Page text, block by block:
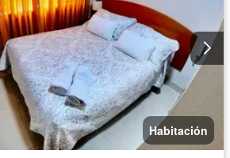
Habitación